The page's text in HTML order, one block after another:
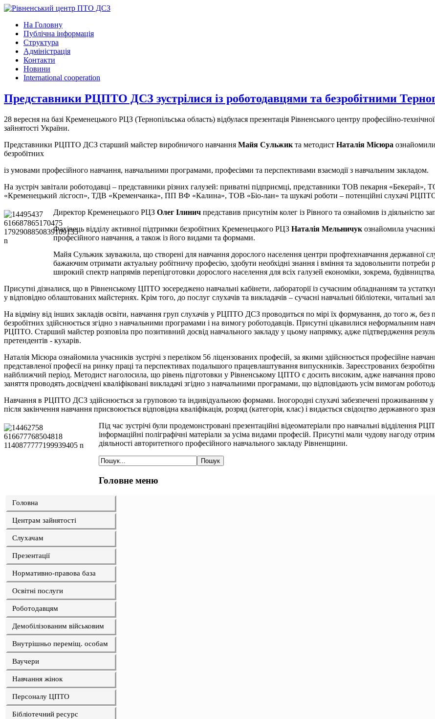
На Головну
Публічна інформація
Структура
Адміністрація
Контакти
Новини
International cooperation
Представники РЦПТО ДСЗ зустрілися із роботодавцями та безробітними
28 вересня на базі Кременецького РЦЗ (Тернопільська область) відбулася презентація Рівненського центру професійно-
зайнятості України.
Представники РЦПТО ДСЗ старший майстер виробничого навчання Майя Сульжик та методист Наталія Місюра
безробітних
із умовами професійного навчання, навчальними програмами, професіями та перспективами взаємодії з навчальним закладом.
На зустріч завітали роботодавці – представники різних галузей: приватні підприємці, представники ТОВ пекарня
«Кременецький лісгосп», ТДВ «Кременчанка», ПП ВФ «Калина», ТОВ «Біо-лан» та шукачі роботи – потенційні слухачі
Директор Кременецького РЦЗ Олег Ілинич представив присутнім колег із Рівного та ознайомив із діяльністю
Фахівець відділу активної підтримки безробітних Кременецького РЦЗ Наталія Мельничук ознайомила
професійного навчання, а також із його видами та формами.
Майя Сульжик зауважила, що створені для навчання дорослого населення центри профтехнавчання державної
бажаючим отримати актуальну робітничу професію, здобути необхідні знання і вміння та задовольнити
широкий спектр напрямів перепідготовки дорослого населення для всіх галузей економіки, зокрема,
Присутні дізналися, що в Рівненському ЦПТО зосереджено навчальні кабінети, лабораторії із сучасним обладнанням та
у відповідно облаштованих майстернях. Крім того, до послуг слухачів та викладачів – сучасні навчальні бібліотеки, читальні
На відміну від інших закладів освіти, навчання груп слухачів у РЦПТО ДСЗ проводиться по мірі їх формування, до того ж, без
безробітних здійснюється згідно з навчальними програмами і на вимогу роботодавців. Присутні цікавилися неформальним
РЦПТО. Старший майстер розповіла про позитивний досвід навчального закладу у цьому напрямку, адже підтвердження
претендентів - кухарів.
Наталія Місюра ознайомила учасників зустрічі з переліком 56 ліцензованих професій, за якими здійснюється професійне
представленої професії на ринку праці та перспективах подальшого працевлаштування випускників. Зареєстрованих
найближчий період. Методист наголосила, що рівень підготовки у Рівненському ЦПТО є досить високим, адже навчання
заняття проводять досвідчені кваліфіковані викладачі згідно з навчальними програмами, що відповідають усім вимогам
Навчання в РЦПТО ДСЗ здійснюється за груповою та індивідуальною формами. Іногородні слухачі забезпечені
після закінчення навчання присвоюється відповідна кваліфікація, розряд (категорія, клас) і видається свідоцтво державного
Під час зустрічі були продемонстровані презентаційні відеоматеріали про навчальні
інформаційні поліграфічні матеріали за усіма видами професій. Присутні мали чудову нагоду
діяльності авторитетного професійного навчального закладу Рівненщини.
Головне меню
Головна
Центрам зайнятості
Слухачам
Презентації
Нормативно-правова база
Освітні послуги
Роботодавцям
Демобілізованим військовим
Внутрішньо переміщ. особам
Ваучери
Навчання жінок
Персоналу ЦПТО
Бібліотечний ресурс